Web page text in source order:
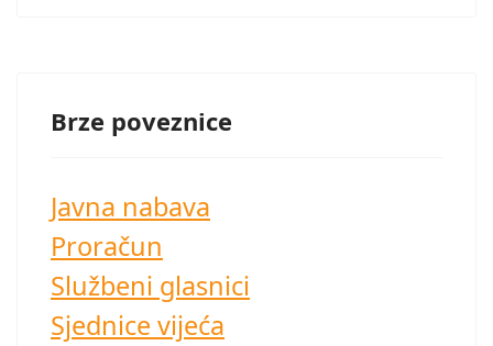
Brze poveznice
Javna nabava
Proračun
Službeni glasnici
Sjednice vijeća